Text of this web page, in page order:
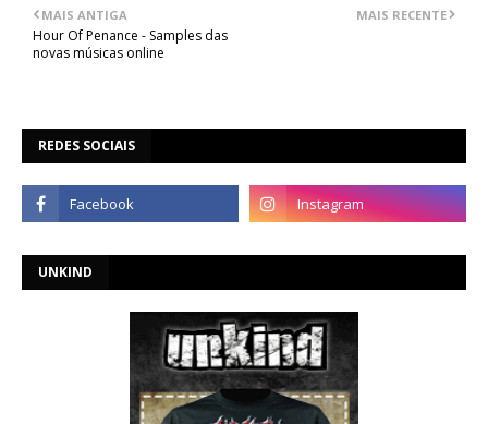
MAIS RECENTE
MAIS ANTIGA
Hour Of Penance - Samples das
novas músicas online
REDES SOCIAIS
UNKIND